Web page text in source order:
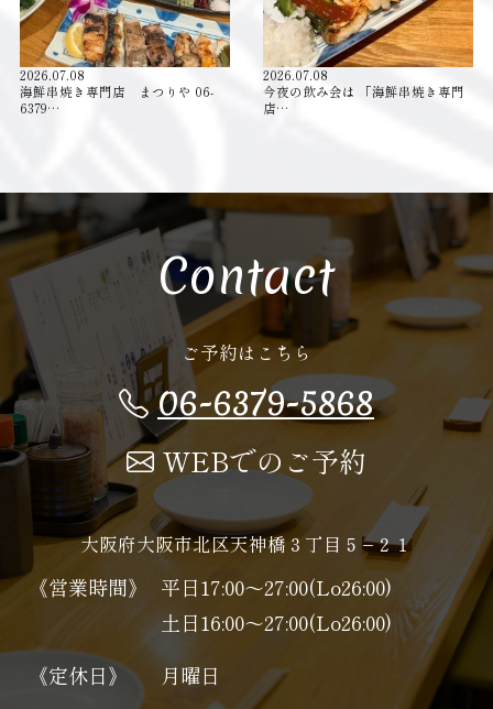
2026.07.08
海鮮串焼き専門店 まつりや 06-
6379…
2026.07.08
今夜の飲み会は 「海鮮串焼き専門
店…
Contact
ご予約はこちら
06-6379-5868
WEBでのご予約
大阪府大阪市北区天神橋３丁目５−２１
《営業時間》
平日17:00～27:00(Lo26:00)
土日16:00～27:00(Lo26:00)
《定休日》
月曜日